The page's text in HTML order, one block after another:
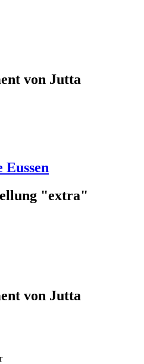
von Jutta
"extra"
von Jutta